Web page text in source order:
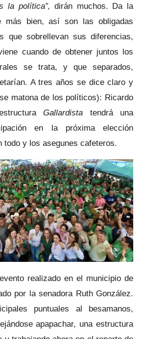
la política”, dirán muchos. Da la
más bien, así son las obligadas
que sobrellevan sus diferencias,
cuando de obtener juntos los
se trata, y que separados,
A tres años se dice claro y
matona de los políticos): Ricardo
Gallardista tendrá una
en la próxima elección
todo y los asegunes cafeteros.
realizado en el municipio de
por la senadora Ruth González.
puntuales al besamanos,
apapachar, una estructura